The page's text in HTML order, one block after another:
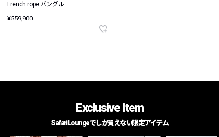
French rope バングル
¥559,900
Exclusive Item
Safari Loungeでしか買えない限定アイテム